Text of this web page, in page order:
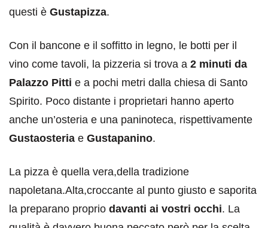
questi è Gustapizza.
Con il bancone e il soffitto in legno, le botti per il
vino come tavoli, la pizzeria si trova a 2 minuti da
Palazzo Pitti e a pochi metri dalla chiesa di Santo
Spirito. Poco distante i proprietari hanno aperto
anche un’osteria e una paninoteca, rispettivamente
Gustaosteria e Gustapanino.
La pizza è quella vera,della tradizione
napoletana.Alta,croccante al punto giusto e saporita
la preparano proprio davanti ai vostri occhi. La